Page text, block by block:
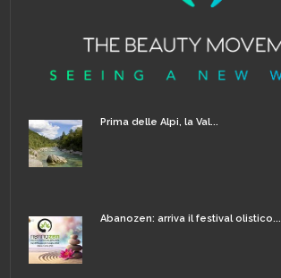
Prima delle Alpi, la Val...
Abanozen: arriva il festival olistico...